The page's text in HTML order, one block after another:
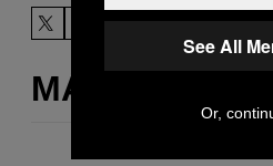
MÁS DE LO
See All
Or,